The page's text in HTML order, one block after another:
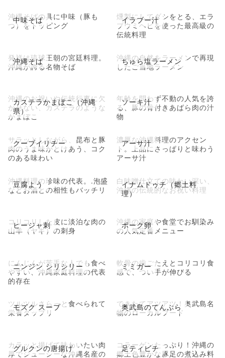
中味そば
沖縄そばの具に中味（豚も
つ）をトッピング
イラブー汁
燻製にしてダシをとる、エラ
ブウミヘビを使った最高級の
伝統料理
沖縄そば
発祥は琉球王朝の宮廷料理。
沖縄が誇る名物そば
ちゅら塩ラーメン
沖縄の自然をラーメンで再現
したご当地ラーメン
カステラかまぼこ（沖縄
県）
沖縄のお祝いや伝統行事に欠
かせない、カステラのような
かまぼこ
ソーキ汁
年齢を問わず不動の人気を誇
る、豚の骨付きあばら肉の汁
物
クーブイリチー
サラッとしながら、昆布と豚
肉のうま味がとけあう、コク
のある味わい
アーサ汁
濃厚な沖縄料理のアクセン
ト。上品にさっぱりと味わう
アーサ汁
豆腐よう
沖縄料理の珍味の代表。.泡盛
などお酒との相性もバッチリ
イナムドゥチ（郷土料
理）
白味噌仕立ての味わい深い、
沖縄の伝統的なお祝い料理
ヒージャ刺
コリコリした皮に淡泊な肉の
山羊（ヤギ）の刺身
ポーク卵
沖縄の家庭や食堂でお馴染み
の人気定番メニュー
ニンジン シリシリー
にんじんが苦手な人でも食べ
やすい、沖縄家庭料理の代表
的存在
ミミガー
軟骨の歯ごたえとコリコリ食
感で、つい手が伸びる
モズク スープ
ツルツルさらっと食べられて
栄養タップリ
奥武島のてんぷら
できたてアツアツ！奥武島名
物のローカルフード
グルクンの唐揚げ
カラッと揚げて味わいたい肉
厚でジューシーな沖縄名産の
足ティビチ
コラーゲンたっぷり！沖縄の
郷土色豊かな豚足の煮込み料